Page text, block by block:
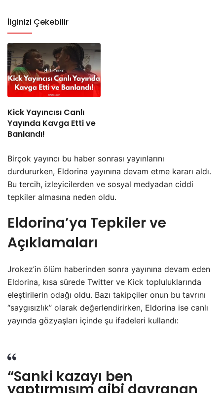
İlginizi Çekebilir
Kick Yayıncısı Canlı
Yayında Kavga Etti ve
Banlandı!
Birçok yayıncı bu haber sonrası yayınlarını
durdururken, Eldorina yayınına devam etme kararı aldı.
Bu tercih, izleyicilerden ve sosyal medyadan ciddi
tepkiler almasına neden oldu.
Eldorina’ya Tepkiler ve
Açıklamaları
Jrokez’in ölüm haberinden sonra yayınına devam eden
Eldorina, kısa sürede Twitter ve Kick topluluklarında
eleştirilerin odağı oldu. Bazı takipçiler onun bu tavrını
“saygısızlık” olarak değerlendirirken, Eldorina ise canlı
yayında gözyaşları içinde şu ifadeleri kullandı:
“Sanki kazayı ben